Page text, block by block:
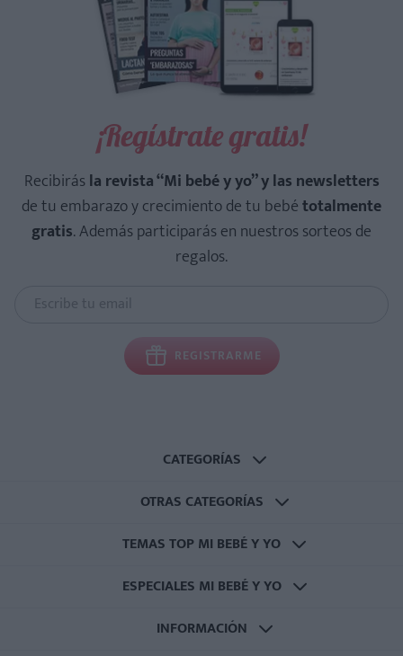
¡Regístrate gratis!
Recibirásla revista “Mi bebé y yo” y las newsletters
de tu embarazo y crecimiento de tu bebétotalmente
gratis. Además participarás en nuestros sorteos de
regalos.
REGISTRARME
CATEGORÍAS
OTRAS CATEGORÍAS
TEMAS TOP MI BEBÉ Y YO
ESPECIALES MI BEBÉ Y YO
INFORMACIÓN